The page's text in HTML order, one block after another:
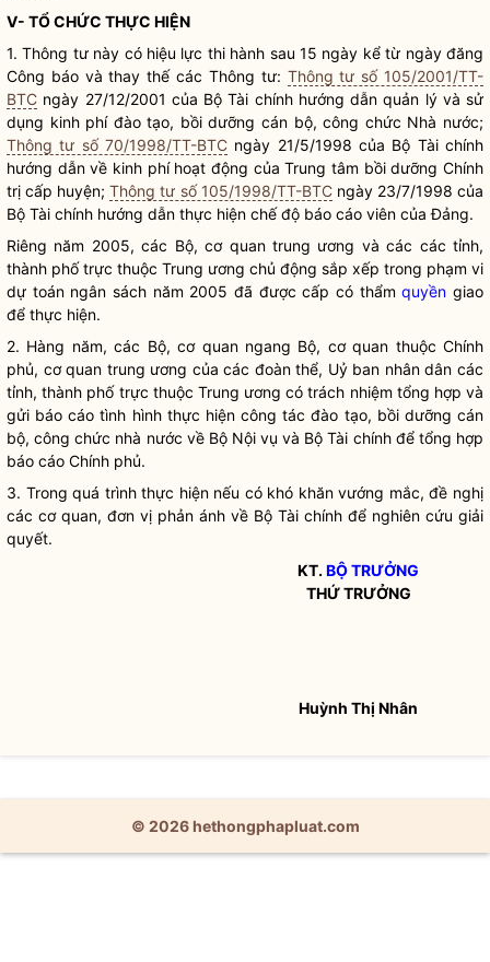
V- TỔ CHỨC THỰC HIỆN
1. Thông tư này có hiệu lực thi hành sau 15 ngày kể từ ngày đăng
Công báo và thay thế các Thông tư: Thông tư số 105/2001/TT-
BTC ngày 27/12/2001 của Bộ Tài chính hướng dẫn quản lý và sử
dụng kinh phí đào tạo, bồi dưỡng cán bộ, công chức Nhà nước;
Thông tư số 70/1998/TT-BTC ngày 21/5/1998 của Bộ Tài chính
hướng dẫn về kinh phí hoạt động của Trung tâm bồi dưỡng Chính
trị cấp huyện;Thông tư số 105/1998/TT-BTCngày 23/7/1998 của
Bộ Tài chính hướng dẫn thực hiện chế độ báo cáo viên của Đảng.
Riêng năm 2005, các Bộ, cơ quan trung ương và các các tỉnh,
thành phố trực thuộc Trung ương chủ động sắp xếp trong phạm vi
dự toán ngân sách năm 2005 đã được cấp có thẩmquyền giao
để thực hiện.
2. Hàng năm, các Bộ, cơ quan ngang Bộ, cơ quan thuộc Chính
phủ, cơ quan trung ương của các đoàn thể, Uỷ ban nhân dân các
tỉnh, thành phố trực thuộc Trung ương có trách nhiệm tổng hợp và
gửi báo cáo tình hình thực hiệncông tác đào tạo, bồi dưỡng cán
bộ, công chức nhà nước về Bộ Nội vụ và Bộ Tài chính để tổng hợp
báo cáo Chính phủ.
3. Trong quá trình thực hiện nếu có khó khăn vướng mắc, đề nghị
các cơ quan, đơn vị phản ánh về Bộ Tài chính để nghiên cứu giải
quyết.
KT.BỘ TRƯỞNG
THỨ TRƯỞNG
Huỳnh Thị Nhân
© 2026 hethongphapluat.com